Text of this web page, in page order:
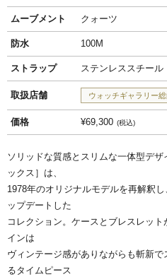
ムーブメント クォーツ
防水 100M
ストラップ ステンレススチール
取扱店舗 ウォッチギャラリー
価格 ¥69,300 税込
ソリッドな質感とスリムな一体型デ
ックス］は、
1978年のオリジナルモデルを再解釈
ップデートした
コレクション。ケースとブレスレッ
インは
ヴィンテージ感がありながらも斬新
るタイムピース